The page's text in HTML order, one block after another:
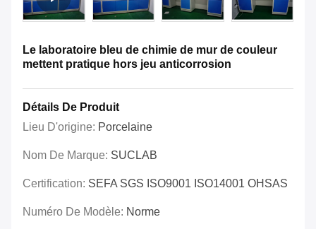
Le laboratoire bleu de chimie de mur de couleur
mettent pratique hors jeu anticorrosion
Détails De Produit
Lieu D'origine: Porcelaine
Nom De Marque: SUCLAB
Certification: SEFA SGS ISO9001 ISO14001 OHSAS
Numéro De Modèle: Norme